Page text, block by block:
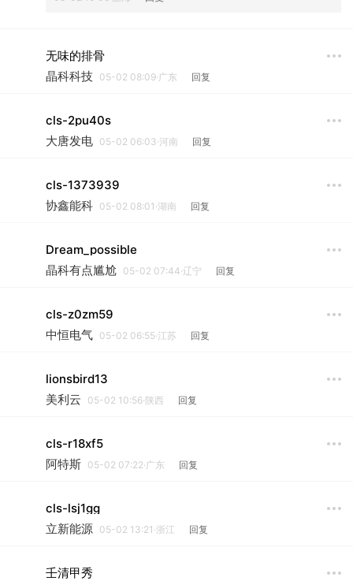
无味的排骨
晶科科技
05-02 08:09·广东 回复
cls-2pu40s
大唐发电 05-02 06:03·河南 回复
cls-1373939
协鑫能科 05-02 08:01·湖南 回复
Dream_possible
晶科有点尴尬 05-02 07:44·辽宁 回复
cls-z0zm59
中恒电气 05-02 06:55·江苏 回复
lionsbird13
美利云
05-02 10:56·陕西 回复
cls-r18xf5
阿特斯 05-02 07:22·广东 回复
cls-lsj1gg
立新能源 05-02 13:21·浙江 回复
壬清甲秀